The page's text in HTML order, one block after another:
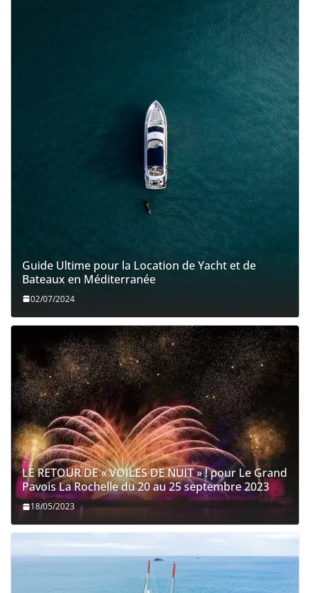
Guide Ultime pour la Location de Yacht et de
Bateaux en Méditerranée
02/07/2024
LE RETOUR DE « VOILES DE NUIT » ! pour Le Grand
Pavois La Rochelle du 20 au 25 septembre 2023
18/05/2023